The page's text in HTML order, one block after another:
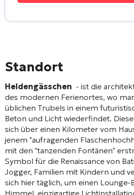
Standort
Heldengässchen - ist die
des modernen Ferienortes, wo
üblichen Trubels in einem
Beton und Licht wiederfindet.
sich über einen Kilometer vom
jenem "aufragenden
mit den "tanzenden Fontänen"
Symbol für die Renaissance von
Jogger, Familien mit Kindern und
sich hier täglich, um einen
Himmel, einzigartige